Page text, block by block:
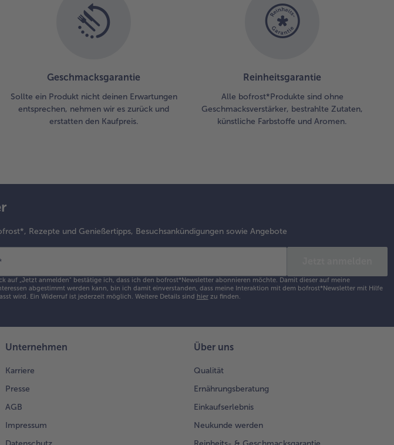
Geschmacksgarantie
Sollte ein Produkt nicht deinen Erwartungen
entsprechen, nehmen wir es zurück und
erstatten den Kaufpreis.
Reinheitsgarantie
Alle bofrost*Produkte sind ohne
Geschmacksverstärker, bestrahlte Zutaten,
künstliche Farbstoffe und Aromen.
Rezepte und Genießertipps, Besuchsankündigungen sowie Angebote
auf „Jetzt anmelden" bestätige ich, dass ich den bofrost*Newsletter abonnieren möchte. Damit dieser auf meine
abgestimmt werden kann, bin ich damit einverstanden, dass meine Interaktion mit dem bofrost*Newsletter mit Hilfe
wird. Ein Widerruf ist jederzeit möglich. Weitere Details sind hierzu finden.
Unternehmen
Karriere
Presse
AGB
Impressum
Über uns
Qualität
Ernährungsberatung
Einkaufserlebnis
Neukunde werden